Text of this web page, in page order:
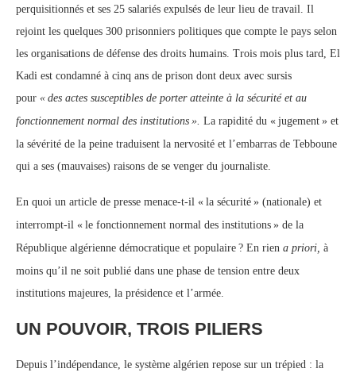
perquisitionnés et ses 25 salariés expulsés de leur lieu de travail. Il
rejoint les quelques 300 prisonniers politiques que compte le pays selon
les organisations de défense des droits humains. Trois mois plus tard, El
Kadi est condamné à cinq ans de prison dont deux avec sursis
pour « des actes susceptibles de porter atteinte à la sécurité et au
fonctionnement normal des institutions ». La rapidité du « jugement » et
la sévérité de la peine traduisent la nervosité et l’embarras de Tebboune
qui a ses (mauvaises) raisons de se venger du journaliste.
En quoi un article de presse menace-t-il « la sécurité » (nationale) et
interrompt-il « le fonctionnement normal des institutions » de la
République algérienne démocratique et populaire ? En rien a priori, à
moins qu’il ne soit publié dans une phase de tension entre deux
institutions majeures, la présidence et l’armée.
UN POUVOIR, TROIS PILIERS
Depuis l’indépendance, le système algérien repose sur un trépied : la